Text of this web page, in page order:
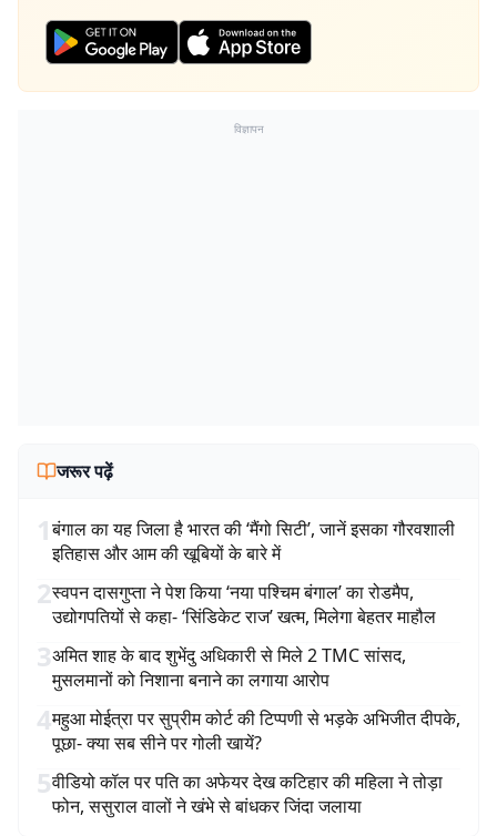
विज्ञापन
जरूर पढ़ें
1बंगाल का यह जिला है भारत की ‘मैंगो सिटी’, जानें इसका गौरवशाली
इतिहास और आम की खूबियों के बारे में
2स्वपन दासगुप्ता ने पेश किया ‘नया पश्चिम बंगाल’ का रोडमैप,
उद्योगपतियों से कहा- ‘सिंडिकेट राज’ खत्म, मिलेगा बेहतर माहौल
3अमित शाह के बाद शुभेंदु अधिकारी से मिले 2 TMC सांसद,
मुसलमानों को निशाना बनाने का लगाया आरोप
4महुआ मोईत्रा पर सुप्रीम कोर्ट की टिप्पणी से भड़के अभिजीत दीपके,
पूछा- क्या सब सीने पर गोली खायें?
5वीडियो कॉल पर पति का अफेयर देख कटिहार की महिला ने तोड़ा
फोन, ससुराल वालों ने खंभे से बांधकर जिंदा जलाया